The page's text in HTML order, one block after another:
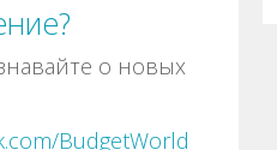
о новых
BudgetWorld